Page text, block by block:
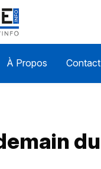
À Propos Contact
du